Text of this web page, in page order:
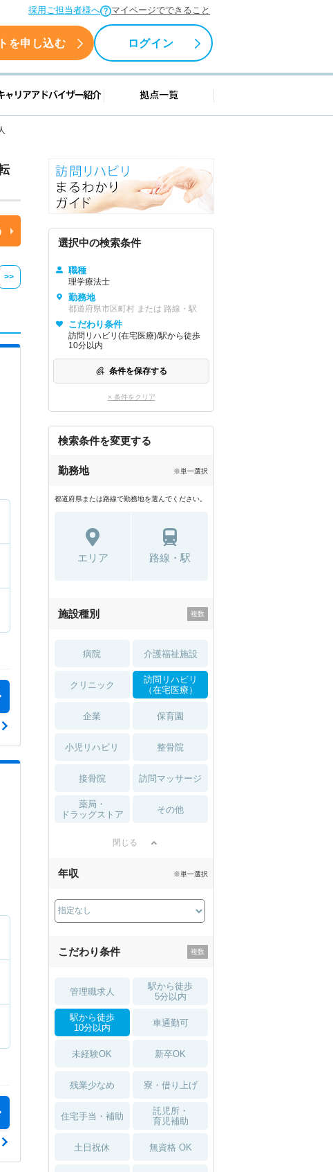
採用ご担当者様へ マイページでできること
を申し込む ログイン
職支援情報 キャリアアドバイザー紹介 拠点一覧
>>
選択中の検索条件
職種
理学療法士
勤務地
都道府県市区町村 または 路線・駅
こだわり条件
訪問リハビリ(在宅医療)/駅から徒歩
10分以内
条件を保存する
× 条件をクリア
検索条件を変更する
勤務地 ※単一選択
都道府県または路線で勤務地を選んでください。
エリア 路線・駅
施設種別
病院 介護福祉施設
クリニック
訪問リハビリ
（在宅医療）
企業 保育園
小児リハビリ 整骨院
接骨院 訪問マッサージ
薬局・
ドラッグストア
その他
閉じる
年収 ※単一選択
こだわり条件
管理職求人
駅から徒歩
5分以内
駅から徒歩
10分以内
車通勤可
未経験OK 新卒OK
残業少なめ 寮・借り上げ
住宅手当・補助
託児所・
育児補助
土日祝休 無資格 OK